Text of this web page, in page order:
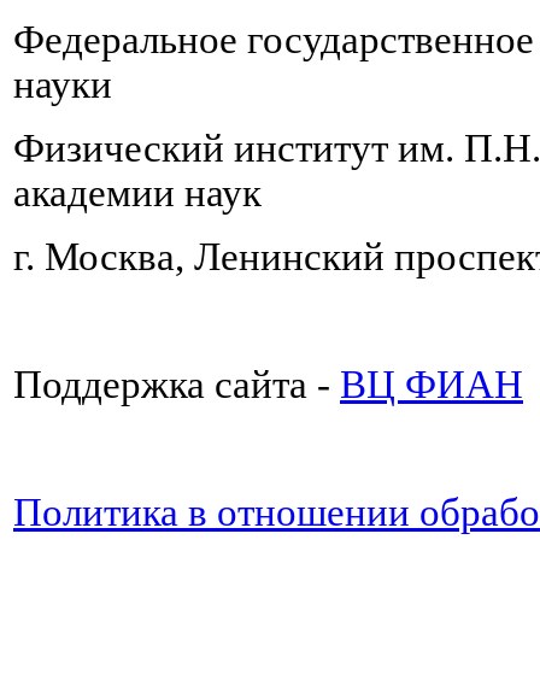
Федеральное
науки
Физический институт им.
академии наук
г. Москва, Ленинский
Поддержка сайта - ВЦ ФИАН
Политика в отношении